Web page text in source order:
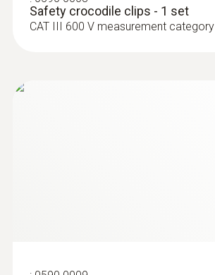
Safety crocodile clips - 1 set
CAT III 600 V measurement category